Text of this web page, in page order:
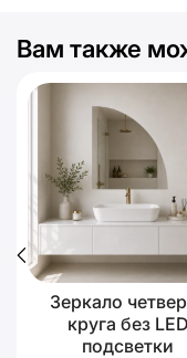
Вам также
Зеркало
круга без LED
подсветки